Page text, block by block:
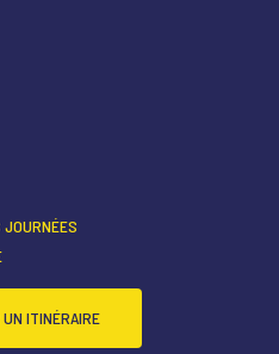
JOURNÉES
UN ITINÉRAIRE
RÉSERVATION